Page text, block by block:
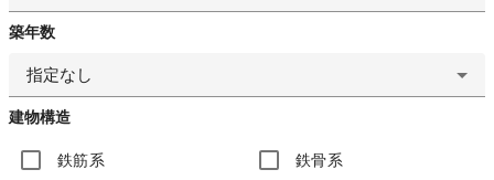
築年数
指定なし
建物構造
鉄筋系 鉄骨系